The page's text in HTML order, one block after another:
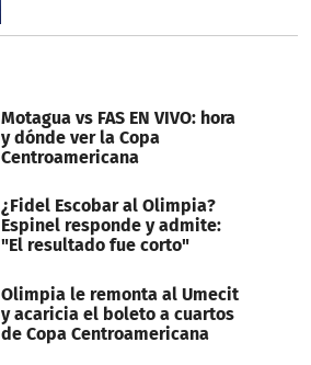
Motagua vs FAS EN VIVO: hora
y dónde ver la Copa
Centroamericana
¿Fidel Escobar al Olimpia?
Espinel responde y admite:
"El resultado fue corto"
Olimpia le remonta al Umecit
y acaricia el boleto a cuartos
de Copa Centroamericana